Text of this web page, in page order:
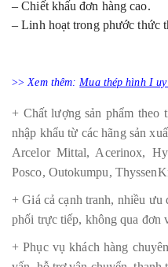
– Chiết khấu đơn hàng cao.
– Linh hoạt trong phước thức
>> Xem thêm: Mua thép hình I
+ Chất lượng sản phẩm theo
nhập khẩu từ các hãng sản
Arcelor Mittal, Acerinox,
Posco, Outokumpu,
+ Giá cả cạnh tranh, nhiều ưu
phối trực tiếp, không qua đơn
+ Phục vụ khách hàng